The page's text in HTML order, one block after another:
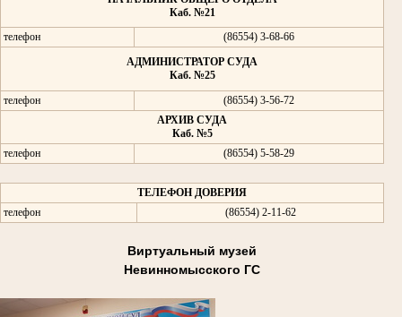
Каб. №21
телефон
(86554) 3-68-66
АДМИНИСТРАТОР СУДА
Каб. №25
телефон
(86554) 3-56-72
АРХИВ СУДА
Каб. №5
телефон
(86554) 5-58-29
ТЕЛЕФОН ДОВЕРИЯ
телефон
(86554) 2-11-62
Виртуальный музей
Невинномысского ГС